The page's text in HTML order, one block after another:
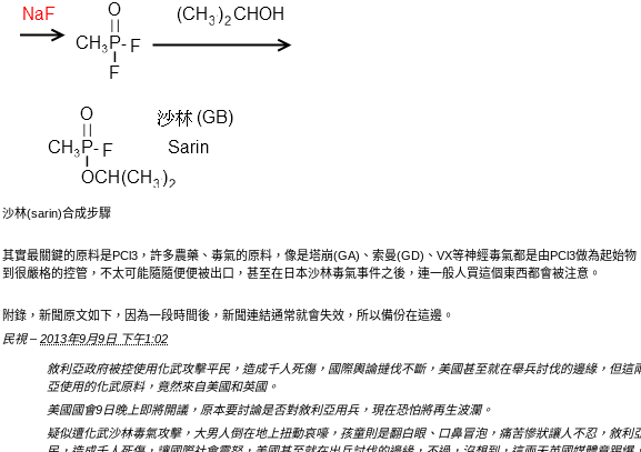
沙林(sarin)合成步驟
其實最關鍵的原料是PCl3，許多農藥、毒氣的原料，像是塔崩(GA)、索曼(GD)、VX等神經毒氣都是由PCl3做為起始
到很嚴格的控管，不太可能隨隨便便被出口，甚至在日本沙林毒氣事件之後，連一般人買這個東西都會被注意。
附錄，新聞原文如下，因為一段時間後，新聞連結通常就會失效，所以備份在這邊。
民視 – 2013年9月9日 下午1:02
敘利亞政府被控使用化武攻擊平民，造成千人死傷，國際輿論撻伐不斷，美國甚至就在舉兵討伐的邊緣，但這
亞使用的化武原料，竟然來自美國和英國。
美國國會9日晚上即將開議，原本要討論是否對敘利亞用兵，現在恐怕將再生波瀾。
疑似遭化武沙林毒氣攻擊，大男人倒在地上扭動哀嚎，孩童則是翻白眼、口鼻冒泡，痛苦慘狀讓人不忍，敘利